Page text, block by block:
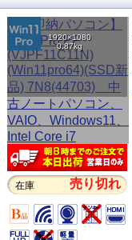
1920×1080
0.87kg
在庫 売り切れ